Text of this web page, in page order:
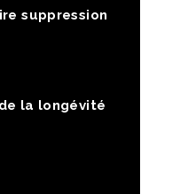
suppression
la longévité